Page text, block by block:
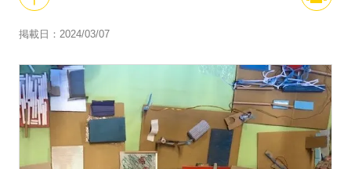
掲載日：2024/03/07